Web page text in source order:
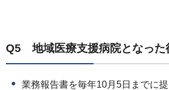
Q5 地域医療支援病院となった
業務報告書を毎年10月5日までに提